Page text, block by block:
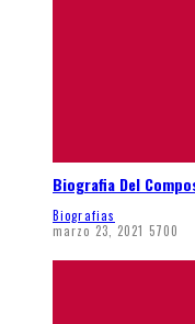
Biografia Del
Biografias
marzo 23, 2021 5700